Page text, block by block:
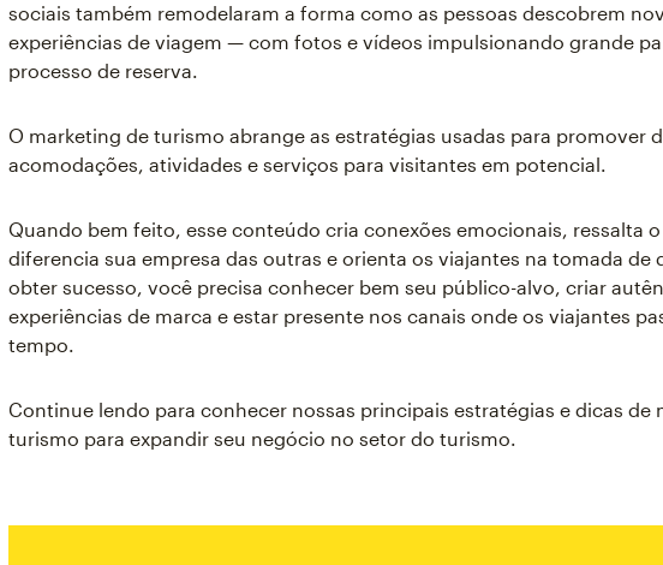
sociais também remodelaram a forma como as pessoas descobrem
experiências de viagem — com fotos e vídeos impulsionando grande
processo de reserva.
O marketing de turismo abrange as estratégias usadas para promover
acomodações, atividades e serviços para visitantes em potencial.
Quando bem feito, esse conteúdo cria conexões emocionais, ressalta
diferencia sua empresa das outras e orienta os viajantes na tomada de
obter sucesso, você precisa conhecer bem seu público-alvo, criar
experiências de marca e estar presente nos canais onde os viajantes
tempo.
Continue lendo para conhecer nossas principais estratégias e dicas de
turismo para expandir seu negócio no setor do turismo.